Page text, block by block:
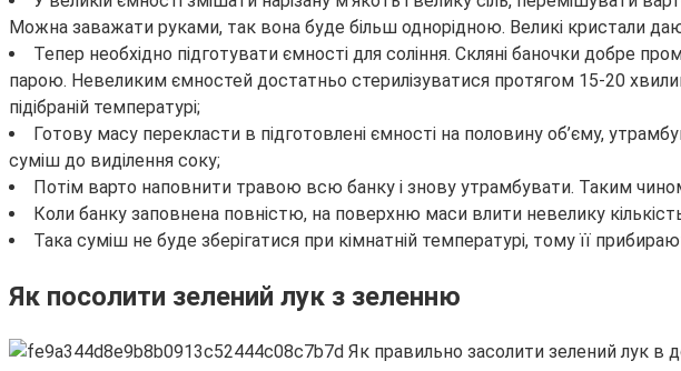
Можна заважати руками, так вона буде більш однорідною. Великі кристали
Тепер необхідно підготувати ємності для соління. Скляні баночки добре
парою. Невеликим ємностей достатньо стерилізуватися протягом 15-20
підібраній температурі;
Готову масу перекласти в підготовлені ємності на половину об’єму,
суміш до виділення соку;
Потім варто наповнити травою всю банку і знову утрамбувати. Таким
Коли банку заповнена повністю, на поверхню маси влити невелику
Така суміш не буде зберігатися при кімнатній температурі, тому її
Як посолити зелений лук з зеленню